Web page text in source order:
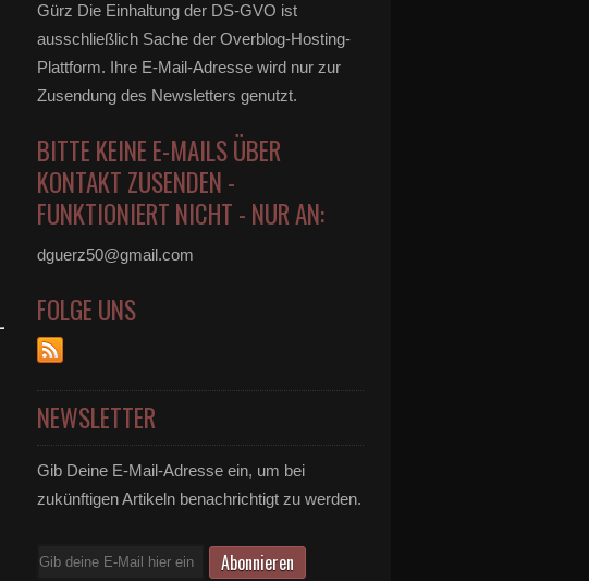
Gürz Die Einhaltung der DS-GVO ist
ausschließlich Sache der Overblog-Hosting-
Plattform. Ihre E-Mail-Adresse wird nur zur
Zusendung des Newsletters genutzt.
BITTE KEINE E-MAILS ÜBER
KONTAKT ZUSENDEN -
FUNKTIONIERT NICHT - NUR AN:
dguerz50@gmail.com
FOLGE UNS
NEWSLETTER
Gib Deine E-Mail-Adresse ein, um bei
zukünftigen Artikeln benachrichtigt zu werden.
E-